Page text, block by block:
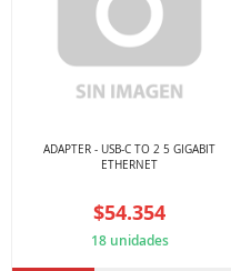
ADAPTER - USB-C TO 2 5 GIGABIT
ETHERNET
$54.354
18 unidades